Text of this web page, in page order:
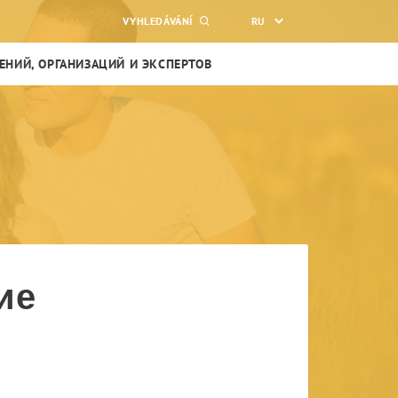
VYHLEDÁVÁNÍ RU
ОРГАНИЗАЦИЙ И ЭКСПЕРТОВ